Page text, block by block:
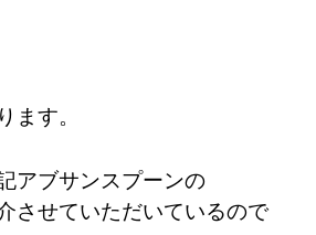
す。
アブサンスプーンの
させていただいているので